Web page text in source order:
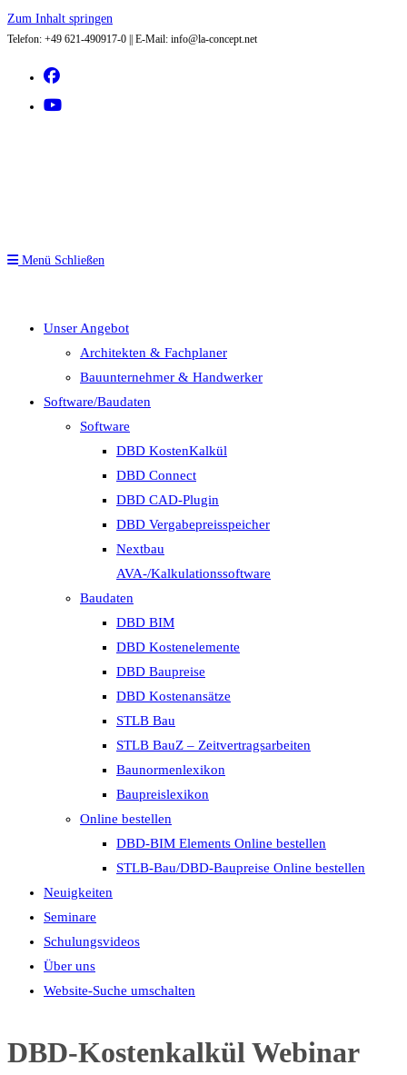
Zum Inhalt springen
Telefon: +49 621-490917-0 || E-Mail: info@la-concept.net
Menü Schließen
Unser Angebot
Architekten & Fachplaner
Bauunternehmer & Handwerker
Software/Baudaten
Software
DBD KostenKalkül
DBD Connect
DBD CAD-Plugin
DBD Vergabepreisspeicher
Nextbau
AVA-/Kalkulationssoftware
Baudaten
DBD BIM
DBD Kostenelemente
DBD Baupreise
DBD Kostenansätze
STLB Bau
STLB BauZ – Zeitvertragsarbeiten
Baunormenlexikon
Baupreislexikon
Online bestellen
DBD-BIM Elements Online bestellen
STLB-Bau/DBD-Baupreise Online bestellen
Neuigkeiten
Seminare
Schulungsvideos
Über uns
Website-Suche umschalten
DBD-Kostenkalkül Webinar